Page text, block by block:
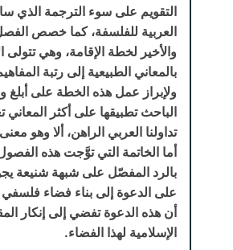
التقويم على سوء الترجمة الذي
العربية للفلسفة، كما خصص
والأخير لخطة الإقامة، وهي تتولى
بالمعاني الطبيعية إلى رتبة
ولإبراز عمل هذه الخطة على أبلغ
الباحث تطبيقها على أكثر المعاني
تداولنا العربي الراهن، ألا وهو
أما الخاتمة التي توَّجت هذه
بالرد المفصّل على شبهة شنيعة
على الدعوة إلى بناء فضاء
أن هذه الدعوة تفضي إلى إنكار
الإسلامية لهذا الفضاء.